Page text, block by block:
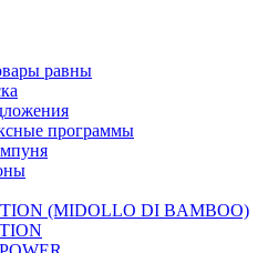
равны
программы
(MIDOLLO DI BAMBOO)